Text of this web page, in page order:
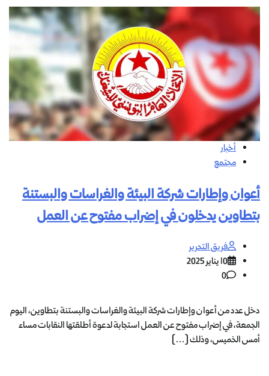
أخبار
مجتمع
أعوان وإطارات شركة البيئة والغراسات والبستنة
بتطاوين يدخلون في إضراب مفتوح عن العمل
فريق التحرير
10 يناير 2025
0
دخل عدد من أعوان وإطارات شركة البيئة والغراسات والبستنة بتطاوين، اليوم
الجمعة، في إضراب مفتوح عن العمل استجابة لدعوة أطلقتها النقابات مساء
أمس الخميس، وذلك […]